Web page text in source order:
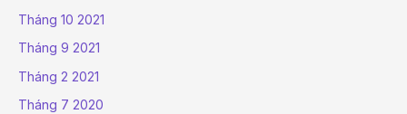
Tháng 10 2021
Tháng 9 2021
Tháng 2 2021
Tháng 7 2020